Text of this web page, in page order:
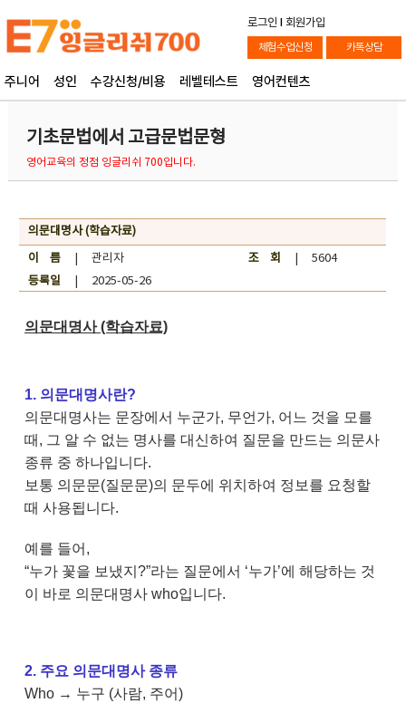
로그인 l 회원가입
체험수업신청 카톡상담
주니어 성인 수강신청/비용 레벨테스트 영어컨텐츠
기초문법에서 고급문법문형
영어교육의 정점 잉글리쉬 700입니다.
의문대명사 (학습자료)
이 름| 관리자 조 회
| 5604
등록일| 2025-05-26
의문대명사 (학습자료)
1. 의문대명사란?
의문대명사는 문장에서 누군가, 무언가, 어느 것을 모를
때, 그 알 수 없는 명사를 대신하여 질문을 만드는 의문사
종류 중 하나입니다.
보통 의문문(질문문)의 문두에 위치하여 정보를 요청할
때 사용됩니다.
예를 들어,
“누가 꽃을 보냈지?”라는 질문에서 ‘누가’에 해당하는 것
이 바로 의문대명사 who입니다.
2. 주요 의문대명사 종류
Who → 누구 (사람, 주어)